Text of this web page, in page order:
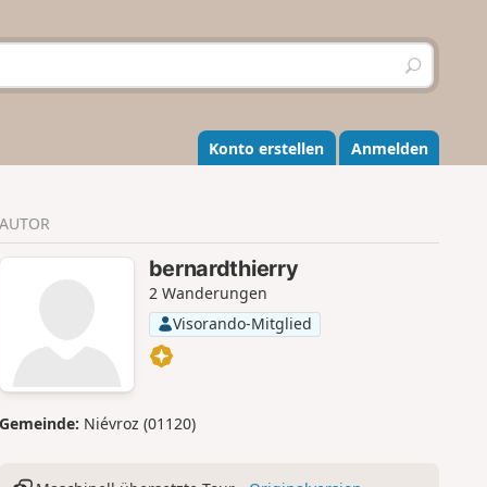
S
u
h
e
n
Konto erstellen Anmelden
AUTOR
bernardthierry
2 Wanderungen
Visorando-Mitglied
Gemeinde: Niévroz (01120)